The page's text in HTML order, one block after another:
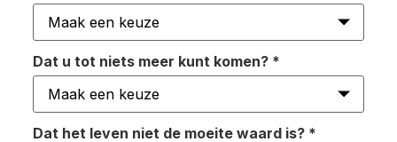
Dat u tot niets meer kunt komen? *
Dat het leven niet de moeite waard is? *